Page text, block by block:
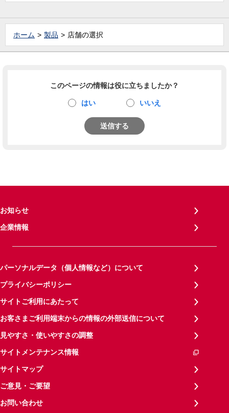
ホーム 製品 店舗の選択
このページの情報は役に立ちましたか？
はい いいえ
送信する
お知らせ
企業情報
パーソナルデータ（個人情報など）について
プライバシーポリシー
サイトご利用にあたって
お客さまご利用端末からの情報の外部送信について
見やすさ・使いやすさの調整
サイトメンテナンス情報
サイトマップ
ご意見・ご要望
お問い合わせ